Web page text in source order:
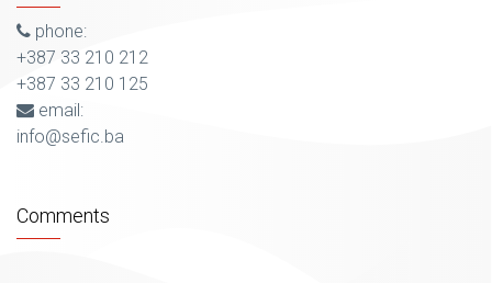
phone:
+387 33 210 212
+387 33 210 125
email:
info@sefic.ba
Comments